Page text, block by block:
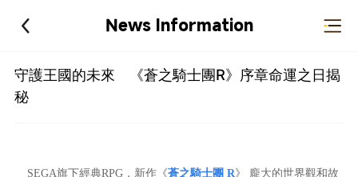
News Information
守護王國的未來 《蒼之騎士團R》序章命運之日揭
秘
SEGA旗下經典RPG，新作《蒼之騎士團 R》 龐大的世界觀和故